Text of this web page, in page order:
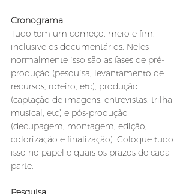
Cronograma
Tudo tem um começo, meio e fim,
inclusive os documentários. Neles
normalmente isso são as fases de pré-
produção (pesquisa, levantamento de
recursos, roteiro, etc), produção
(captação de imagens, entrevistas, trilha
musical, etc) e pós-produção
(decupagem, montagem, edição,
colorização e finalização). Coloque tudo
isso no papel e quais os prazos de cada
parte.